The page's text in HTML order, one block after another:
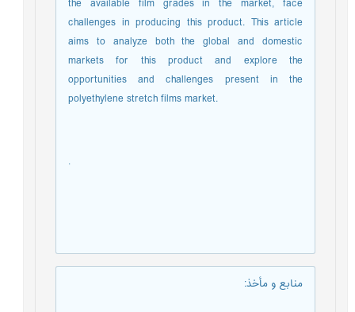
the available film grades in the market, face
challenges in producing this product. This article
aims to analyze both the global and domestic
markets for this product and explore the
opportunities and challenges present in the
polyethylene stretch films market.
منابع و مأخذ: